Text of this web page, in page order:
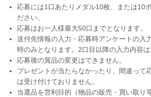
応募には1口あたりメダル10枚、または10
ださい。
応募はお一人様最大50口までとなります。
送付先情報の入力・応募時アンケートの入
時のみとなります。2口目以降の入力内容は
応募後の賞品の変更はできません。
プレゼントが当たらなかったり、間違って
は受け付けておりません。
当選品を営利目的（物品の販売・買い取り